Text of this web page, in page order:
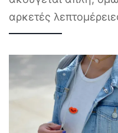
αρκετές